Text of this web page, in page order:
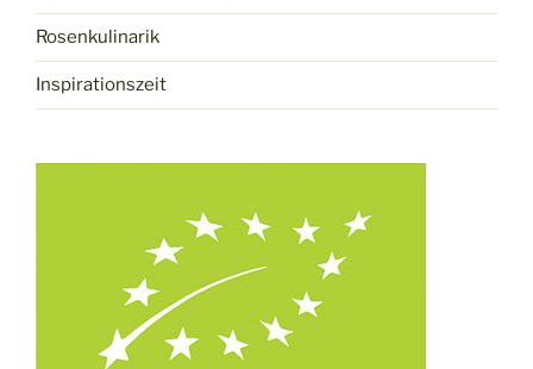
Rosenkulinarik
Inspirationszeit